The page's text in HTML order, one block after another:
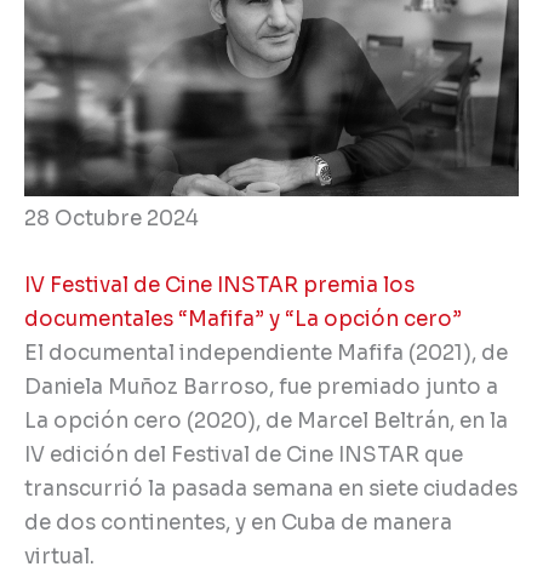
28 Octubre 2024
IV Festival de Cine INSTAR premia los
documentales “Mafifa” y “La opción cero”
El documental independiente Mafifa (2021), de
Daniela Muñoz Barroso, fue premiado junto a
La opción cero (2020), de Marcel Beltrán, en la
IV edición del Festival de Cine INSTAR que
transcurrió la pasada semana en siete ciudades
de dos continentes, y en Cuba de manera
virtual.